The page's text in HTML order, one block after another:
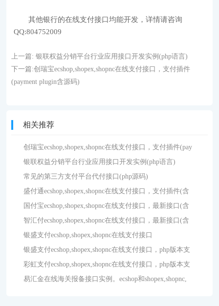
其他银行的在线支付接口均能开发，详情请咨询
QQ:804752009
上一篇:银联权益分销平台行业应用接口开发实例(php语言)
下一篇:创瑞宝ecshop,shopex,shopnc在线支付接口，支付插件
(payment plugin含源码)
相关推荐
创瑞宝ecshop,shopex,shopnc在线支付接口，支付插件(pay
银联权益分销平台行业应用接口开发实例(php语言)
常见的第三方支付平台代付接口(php源码)
盛付通ecshop,shopex,shopnc在线支付接口，支付插件(含
国付宝ecshop,shopex,shopnc在线支付接口，最新接口(含
智汇付ecshop,shopex,shopnc在线支付接口，最新接口(含
银盛支付ecshop,shopex,shopnc在线支付接口
银盛支付ecshop,shopex,shopnc在线支付接口，php版本支
彩虹支付ecshop,shopex,shopnc在线支付接口，php版本支
易汇金在线海关报备接口实例。ecshop和shopex,shopnc,